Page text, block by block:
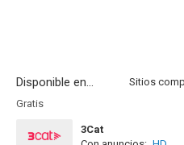
Disponible en...
Gratis
3Cat